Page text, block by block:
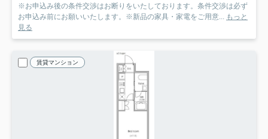
※お申込み後の条件交渉はお断りをいたしております。条件交渉は必ず
お申込み前にお願いいたします。※新品の家具・家電をご用意... もっと
見る
賃貸マンション